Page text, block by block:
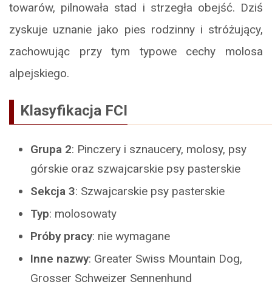
towarów, pilnowała stad i strzegła obejść. Dziś
zyskuje uznanie jako pies rodzinny i stróżujący,
zachowując przy tym typowe cechy molosa
alpejskiego.
Klasyfikacja FCI
Grupa 2: Pinczery i sznaucery, molosy, psy
górskie oraz szwajcarskie psy pasterskie
Sekcja 3: Szwajcarskie psy pasterskie
Typ: molosowaty
Próby pracy: nie wymagane
Inne nazwy: Greater Swiss Mountain Dog,
Grosser Schweizer Sennenhund